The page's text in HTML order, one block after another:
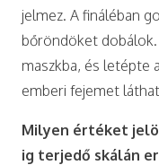
jelmez. A fináléban
bőröndöket dobálok.
maszkba, és letépte
emberi fejemet
Milyen értéket
ig terjedő skálán